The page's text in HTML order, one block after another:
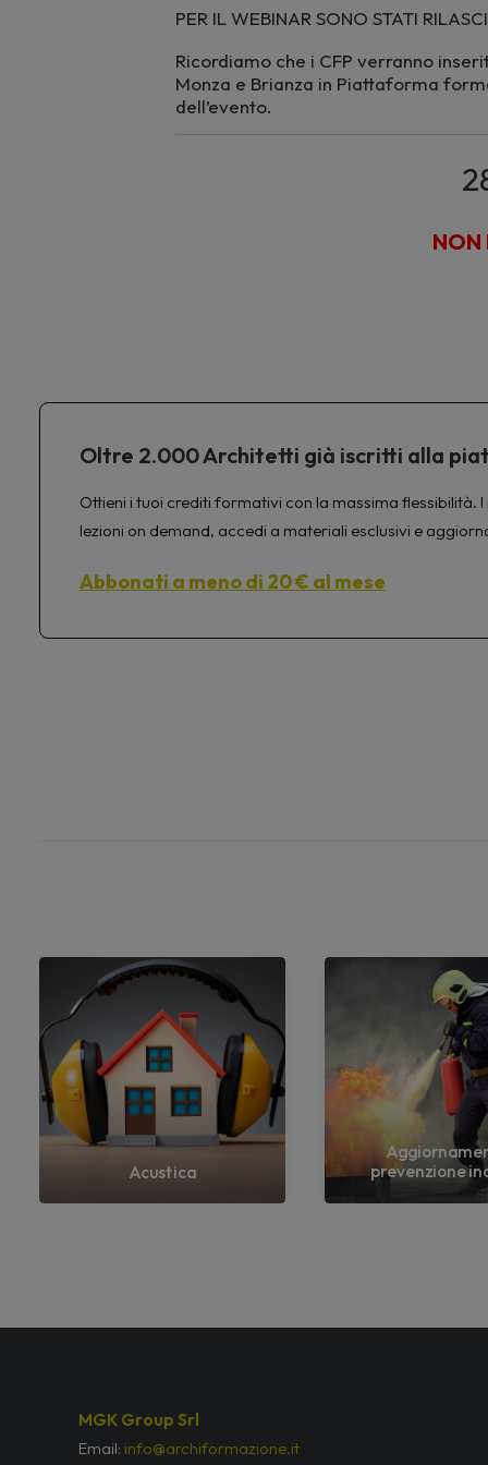
PER IL WEBINAR SONO STATI
Ricordiamo che i CFP verranno
Monza e Brianza in Piattaforma
dell’evento.
NON
Oltre 2.000 Architetti già iscritti alla
Ottieni i tuoi crediti formativi con la massima
lezioni on demand, accedi a materiali esclusivi e
Abbonati a meno di 20 € al mese
Acustica
prevenzione
MGK Group Srl
Email: info@archiformazione.it